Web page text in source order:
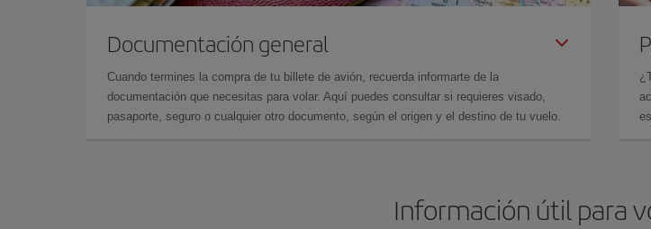
Documentación general
Cuando termines la compra de tu billete de avión, recuerda informarte de la
documentación que necesitas para volar. Aquí puedes consultar si requieres visado,
pasaporte, seguro o cualquier otro documento, según el origen y el destino de tu vuelo.
Información útil para